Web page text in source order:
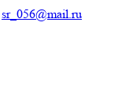
sr_056@mail.ru